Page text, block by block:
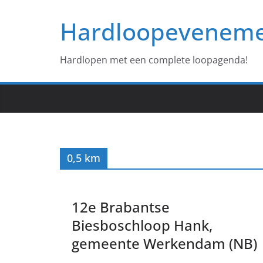
Hardlopen met een complete loopagenda!
0,5 km
12e Brabantse
Biesboschloop Hank,
gemeente Werkendam (NB)